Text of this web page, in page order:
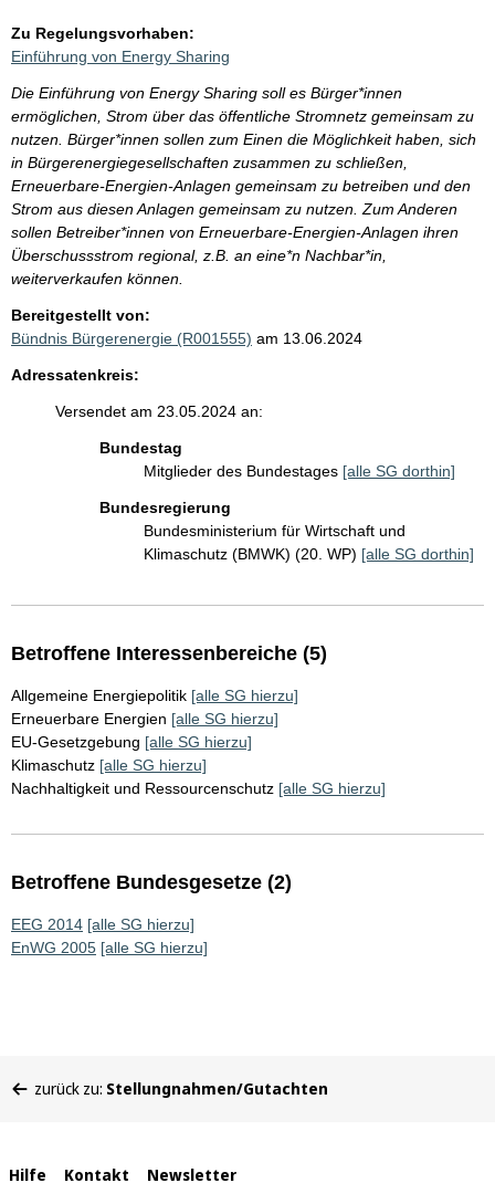
Zu Regelungsvorhaben:
Einführung von Energy Sharing
Die Einführung von Energy Sharing soll es Bürger*innen
ermöglichen, Strom über das öffentliche Stromnetz gemeinsam zu
nutzen. Bürger*innen sollen zum Einen die Möglichkeit haben, sich
in Bürgerenergiegesellschaften zusammen zu schließen,
Erneuerbare-Energien-Anlagen gemeinsam zu betreiben und den
Strom aus diesen Anlagen gemeinsam zu nutzen. Zum Anderen
sollen Betreiber*innen von Erneuerbare-Energien-Anlagen ihren
Überschussstrom regional, z.B. an eine*n Nachbar*in,
weiterverkaufen können.
Bereitgestellt von:
Bündnis Bürgerenergie (R001555) am 13.06.2024
Adressatenkreis:
Versendet am 23.05.2024 an:
Bundestag
Mitglieder des Bundestages [alle SG dorthin]
Bundesregierung
Bundesministerium für Wirtschaft und
Klimaschutz (BMWK) (20. WP) [alle SG dorthin]
Betroffene Interessenbereiche (5)
Allgemeine Energiepolitik [alle SG hierzu]
Erneuerbare Energien [alle SG hierzu]
EU-Gesetzgebung [alle SG hierzu]
Klimaschutz [alle SG hierzu]
Nachhaltigkeit und Ressourcenschutz [alle SG hierzu]
Betroffene Bundesgesetze (2)
EEG 2014 [alle SG hierzu]
EnWG 2005 [alle SG hierzu]
befinden
zurück zu: Stellungnahmen/Gutachten
Interne
Hilfe Kontakt Newsletter